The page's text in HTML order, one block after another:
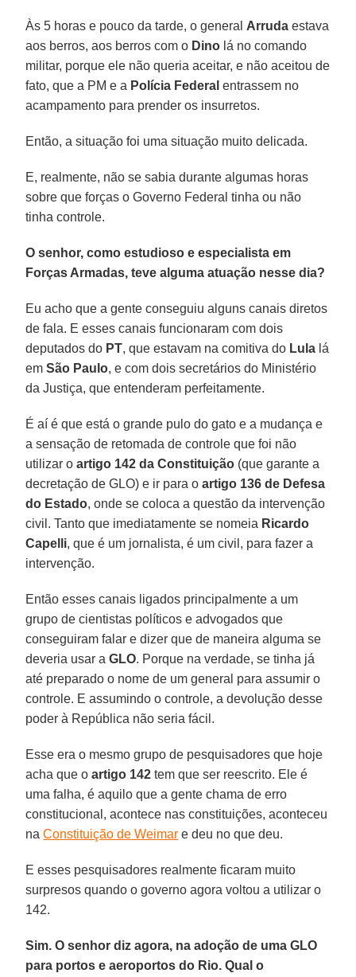
Às 5 horas e pouco da tarde, o general Arruda estava
aos berros, aos berros com o Dino lá no comando
militar, porque ele não queria aceitar, e não aceitou de
fato, que a PM e a Polícia Federal entrassem no
acampamento para prender os insurretos.
Então, a situação foi uma situação muito delicada.
E, realmente, não se sabia durante algumas horas
sobre que forças o Governo Federal tinha ou não
tinha controle.
O senhor, como estudioso e especialista em
Forças Armadas, teve alguma atuação nesse dia?
Eu acho que a gente conseguiu alguns canais diretos
de fala. E esses canais funcionaram com dois
deputados do PT, que estavam na comitiva do Lula lá
emSão Paulo, e com dois secretários do Ministério
da Justiça, que entenderam perfeitamente.
É aí é que está o grande pulo do gato e a mudança e
a sensação de retomada de controle que foi não
utilizar oartigo 142 da Constituição (que garante a
decretação de GLO) e ir para oartigo 136 de Defesa
do Estado, onde se coloca a questão da intervenção
civil. Tanto que imediatamente se nomeia Ricardo
Capelli, que é um jornalista, é um civil, para fazer a
intervenção.
Então esses canais ligados principalmente a um
grupo de cientistas políticos e advogados que
conseguiram falar e dizer que de maneira alguma se
deveria usar aGLO. Porque na verdade, se tinha já
até preparado o nome de um general para assumir o
controle. E assumindo o controle, a devolução desse
poder à República não seria fácil.
Esse era o mesmo grupo de pesquisadores que hoje
acha que o artigo 142 tem que ser reescrito. Ele é
uma falha, é aquilo que a gente chama de erro
constitucional, acontece nas constituições, aconteceu
naConstituição de Weimar e deu no que deu.
E esses pesquisadores realmente ficaram muito
surpresos quando o governo agora voltou a utilizar o
142.
Sim. O senhor diz agora, na adoção de uma GLO
para portos e aeroportos do Rio. Qual o